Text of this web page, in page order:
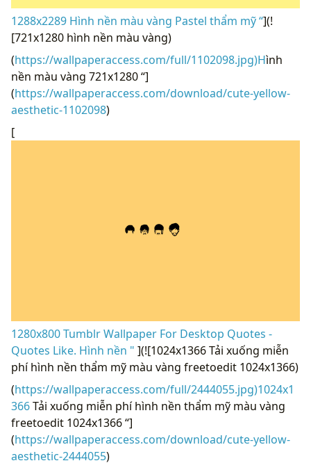
1288x2289 Hình nền màu vàng Pastel thẩm mỹ “](!
[721x1280 hình nền màu vàng)
(https://wallpaperaccess.com/full/1102098.jpg)Hình
nền màu vàng 721x1280 “]
(https://wallpaperaccess.com/download/cute-yellow-
aesthetic-1102098)
[
1280x800 Tumblr Wallpaper For Desktop Quotes -
Quotes Like. Hình nền " ](![1024x1366 Tải xuống miễn
phí hình nền thẩm mỹ màu vàng freetoedit 1024x1366)
(https://wallpaperaccess.com/full/2444055.jpg)1024x1
366Tải xuống miễn phí hình nền thẩm mỹ màu vàng
freetoedit 1024x1366 “]
(https://wallpaperaccess.com/download/cute-yellow-
aesthetic-2444055)